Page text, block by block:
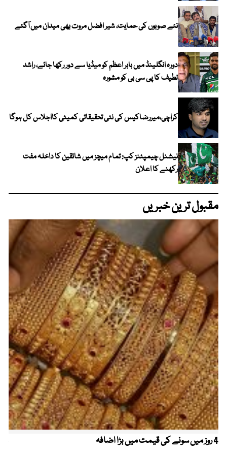
نئے صوبوں کی حمایت، شیر افضل مروت بھی میدان میں آگئے
دورہ انگلینڈ میں بابر اعظم کو میڈیا سے دور رکھا جائے، راشد
لطیف کا پی سی بی کو مشورہ
کراچی،میررضاکیس کی نئی تحقیقاتی کمیٹی کااجلاس کل ہوگا
نیشنل چیمپئنز کپ: تمام میچز میں شائقین کا داخلہ مفت
رکھنے کا اعلان
مقبول ترین خبریں
4 روز میں سونے کی قیمت میں بڑا اضافہ